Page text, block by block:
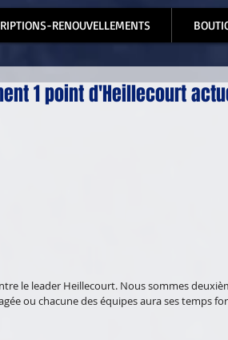
RENOUVELLEMENTS
1 point d'Heillecourt
le leader Heillecourt. Nous sommes
ou chacune des équipes aura ses temps